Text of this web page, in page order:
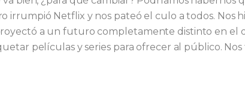
irrumpió Netflix y nos pateó el culo a todos. Nos
a un futuro completamente distinto en el
películas y series para ofrecer al público.